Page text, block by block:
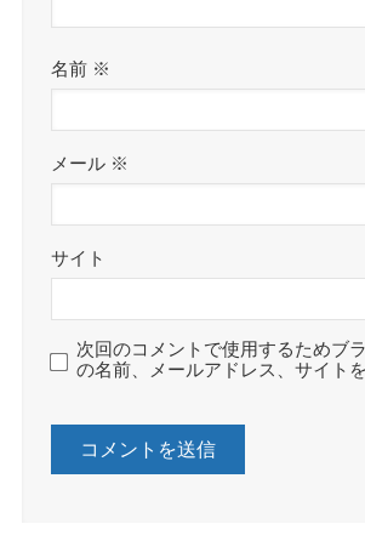
名前 ※
メール ※
サイト
次回のコメントで使用するためブ
の名前、メールアドレス、サイト